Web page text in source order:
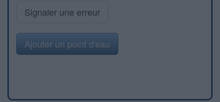
Signaler une erreur
Ajouter un point d'eau